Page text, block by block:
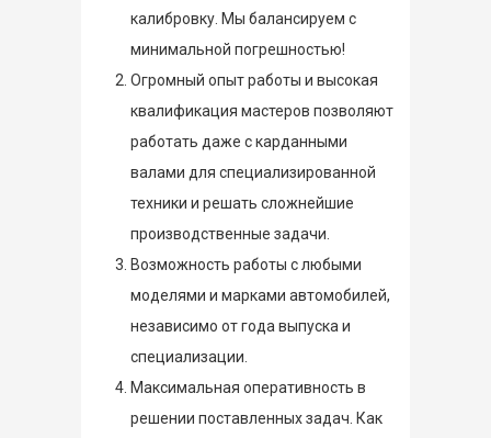
калибровку. Мы балансируем с
минимальной погрешностью!
Огромный опыт работы и высокая
квалификация мастеров позволяют
работать даже с карданными
валами для специализированной
техники и решать сложнейшие
производственные задачи.
Возможность работы с любыми
моделями и марками автомобилей,
независимо от года выпуска и
специализации.
Максимальная оперативность в
решении поставленных задач. Как